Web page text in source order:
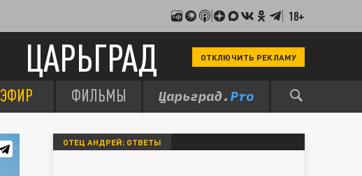
18+
ЦАРЬГРАД ОТКЛЮЧИТЬ РЕКЛАМУ
ЭФИР ФИЛЬМЫ
ОТЕЦ АНДРЕЙ: ОТВЕТЫ